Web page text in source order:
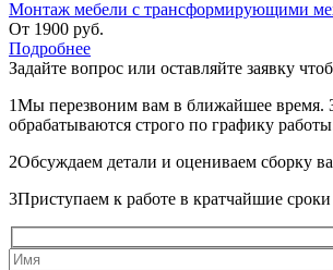
Монтаж мебели с трансформирующими
От 1900 руб.
Подробнее
Задайте вопрос или оставляйте заявку
1Мы перезвоним вам в ближайшее время.
обрабатываются строго по графику
2Обсуждаем детали и оцениваем сборку
3Приступаем к работе в кратчайшие сроки